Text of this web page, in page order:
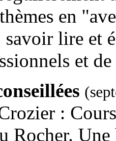
en
lire et
et
:
Rocher.